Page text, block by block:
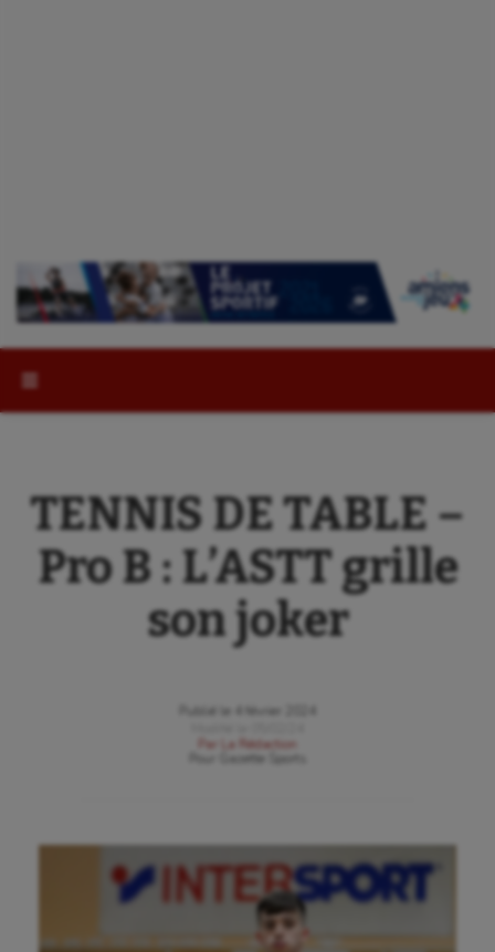
TENNIS DE TABLE –
Pro B : L’ASTT grille
son joker
Publié le
4 février 2024
Par
La Rédaction
Gazette Sports